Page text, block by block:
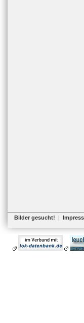
Bilder gesucht! |